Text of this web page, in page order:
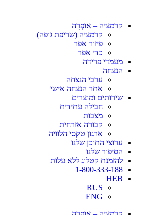
קרמציה – אוֹפְרָה
קרמציה (שריפת גופה)
פיזור אפר
כדי אפר
מעמדי פרידה
הנצחה
ערבי הנצחה
אתר הנצחה אישי
שירותים ומוצרים
חבילה עתידית
מצבות
קבורה אזרחית
ארגון טקסי הלוויה
ערוצי התוכן שלנו
הסיפור שלנו
להזמנת קטלוג ללא עלות
1-800-333-188
HEB
RUS
ENG